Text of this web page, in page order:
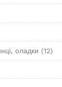
оладки (12)